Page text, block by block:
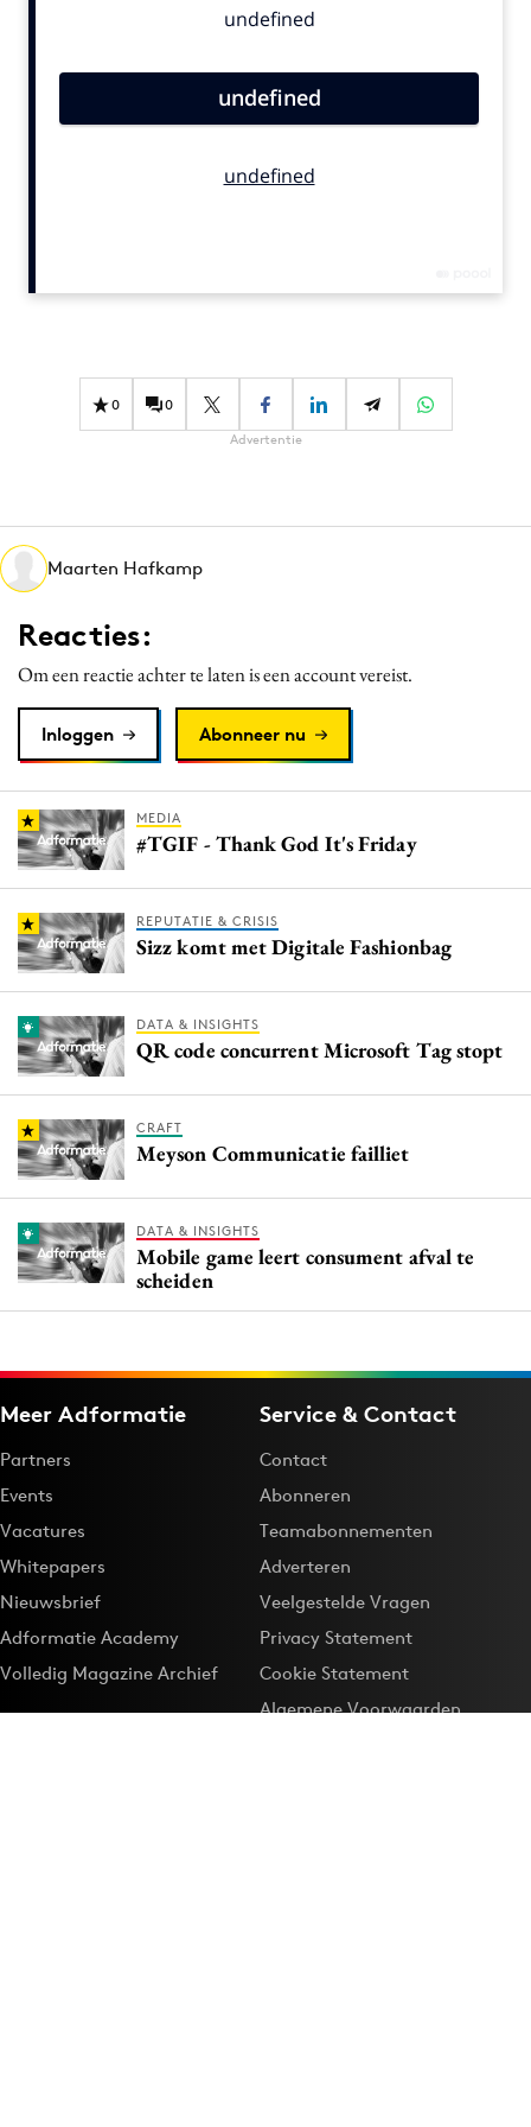
Contentmarketing
Effectiviteit
Gedragsverandering
Martech
Media
Merkstrategie
PR
Programmatic
Reputatie & crisis
0 0
Advertentie
Maarten Hafkamp
Reacties:
Om een reactie achter te laten is een account vereist.
Inloggen Abonneer nu
MEDIA
#TGIF - Thank God It's Friday
REPUTATIE & CRISIS
Sizz komt met Digitale Fashionbag
DATA & INSIGHTS
QR code concurrent Microsoft Tag stopt
CRAFT
Meyson Communicatie failliet
DATA & INSIGHTS
Mobile game leert consument afval te
scheiden
Meer Adformatie
Partners
Events
Vacatures
Whitepapers
Nieuwsbrief
Adformatie Academy
Volledig Magazine Archief
Service & Contact
Contact
Abonneren
Teamabonnementen
Adverteren
Veelgestelde Vragen
Privacy Statement
Cookie Statement
Algemene Voorwaarden